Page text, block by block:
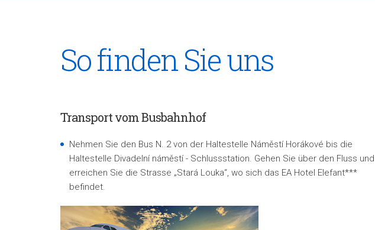
So finden Sie uns
Transport vom Busbahnhof
Nehmen Sie den Bus N. 2 von der Haltestelle Náměstí Horákové bis die
Haltestelle Divadelní náměstí - Schlussstation. Gehen Sie über den Fluss und
erreichen Sie die Strasse „Stará Louka“, wo sich das EA Hotel Elefant***
befindet.